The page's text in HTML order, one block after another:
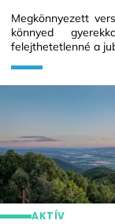
AKTÍV
Megkönnyezett
könnyed
felejthetetlenné a